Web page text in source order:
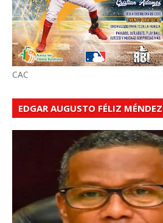
CAC
EDGAR AUGUSTO FÉLIZ MÉNDEZ